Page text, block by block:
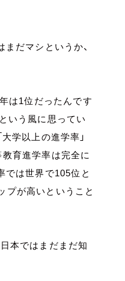
だマシというか、
は1位だったんです
いう風に思ってい
学以上の進学率」
育進学率は完全に
では世界で105位と
プが高いということ
本ではまだまだ知